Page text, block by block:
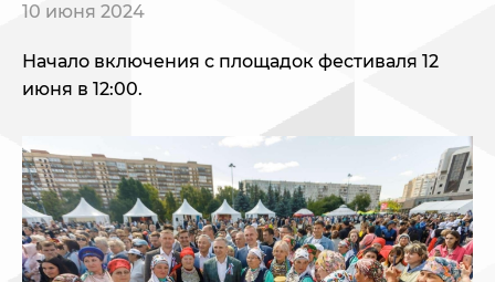
10 июня 2024
Начало включения с площадок фестиваля 12
июня в 12:00.